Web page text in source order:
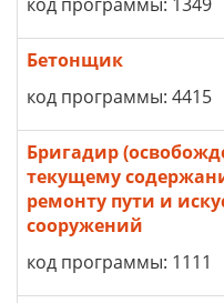
Бетонщик
код программы: 4415
Бригадир
текущему
ремонту пути и
сооружений
код программы: 1111